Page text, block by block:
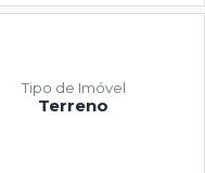
Terreno
Tipo de Imóvel